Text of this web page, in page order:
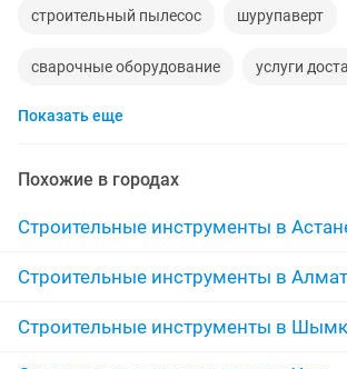
строительный пылесос шурупаверт
сварочные оборудование услуги
паркет аренда отбойного
договорная куст электропилы
утюг строительный прокат
аренда дома по в цен
Показать еще
Похожие в городах
Строительные инструменты в
Строительные инструменты в
Строительные инструменты в